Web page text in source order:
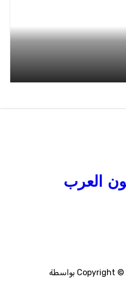
العرب
Copyright © بواسطة